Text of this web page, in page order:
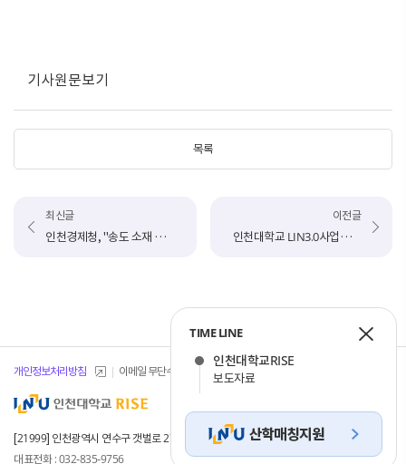
기사원문보기
목록
최신글
인천경제청, "송도 소재 대학 네트워킹 데이" 행사 성료
이전글
인천대학교 LIN3.0사업단, 아마존 웹서비스(AWS)리빙랩 글로컬 해커톤 경진대회 입상
TIME LINE
인천대학교RISE
보도자료
개인정보처리방침 이메일 무단수집거부 개인정보 목적 외 이용 및 제한
[21999] 인천광역시 연수구 갯벌로 27(송도동) INU이노베이션센터 101, 102호
대표전화 : 032-835-9756